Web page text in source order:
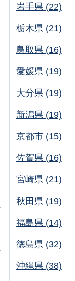
岩手県 (22)
栃木県 (21)
鳥取県 (16)
愛媛県 (19)
大分県 (19)
新潟県 (19)
京都市 (15)
佐賀県 (16)
宮崎県 (21)
秋田県 (19)
福島県 (14)
徳島県 (32)
沖縄県 (38)